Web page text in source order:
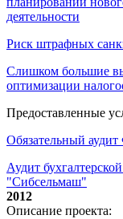
деятельности
Риск штрафных
Слишком большие
оптимизации
Предоставленные
Обязательный
Аудит
"Сибсельмаш"
2012
Описание проекта: